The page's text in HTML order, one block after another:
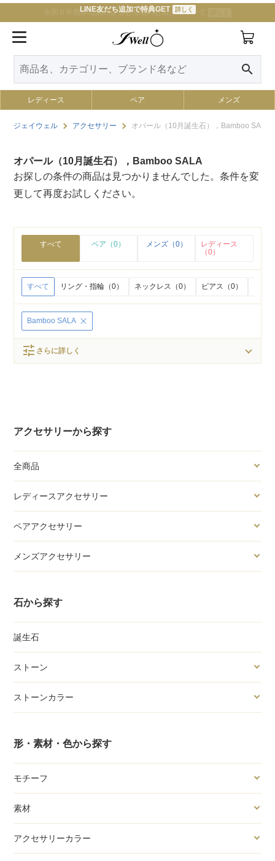
LINE友だち追加で特典GET 詳しく
令和８年熊本地震によるお荷物のお届けについて
search
レディース ペア メンズ
ジェイウェル アクセサリー オパール（10月誕生石），Bamboo SALA
アクセサリーから探す
全商品
レディースアクセサリー
ペアアクセサリー
メンズアクセサリー
石から探す
誕生石
ストーン
ストーンカラー
形・素材・色から探す
モチーフ
素材
アクセサリーカラー
オパール（10月誕生石），Bamboo SALA
お探しの条件の商品は見つかりませんでした。条件を変
更して再度お試しください。
すべて ペア（0） メンズ（0）
レディース
（0）
すべて リング・指輪（0） ネックレス（0） ピアス（0）
Bamboo SALA
tune さらに詳しく